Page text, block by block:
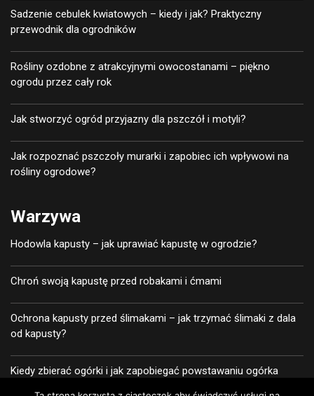
Sadzenie cebulek kwiatowych – kiedy i jak? Praktyczny
przewodnik dla ogrodników
Rośliny ozdobne z atrakcyjnymi owocostanami – piękno
ogrodu przez cały rok
Jak stworzyć ogród przyjazny dla pszczół i motyli?
Jak rozpoznać pszczoły murarki i zapobiec ich wpływowi na
rośliny ogrodowe?
Warzywa
Hodowla kapusty – jak uprawiać kapustę w ogrodzie?
Chroń swoją kapustę przed robakami i ćmami
Ochrona kapusty przed ślimakami – jak trzymać ślimaki z dala
od kapusty?
Kiedy zbierać ogórki i jak zapobiegać powstawaniu ogórka